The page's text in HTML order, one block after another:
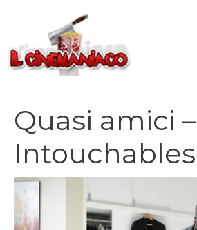
contenuto
Quasi amici –
Intouchables